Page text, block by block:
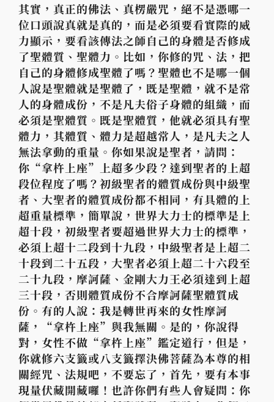
其實，真正的佛法、真楞嚴咒，絕不是憑哪一
位口頭說真就是真的，而是必須要看實際的威
力顯示，要看該傳法之師自己的身體是否修成
了聖體質、聖體力。比如，你修的咒、法，把
自己的身體修成聖體了嗎？聖體也不是哪一個
人說是聖體就是聖體了，既是聖體，就不是常
人的身體成份，不是凡夫俗子身體的組織，而
必須是聖體質。既是聖體質，他就必須具有聖
體力，其體質、體力是超越常人，是凡夫之人
無法拿動的重量。你如果說是聖者，請問：
你“拿杵上座”上超多少段？達到聖者的上超
段位程度了嗎？初級聖者的體質成份與中級聖
者、大聖者的體質成份都不相同，有具體的上
超重量標準，簡單說，世界大力士的標準是上
超十段，初級聖者要超過世界大力士的標準，
必須上超十二段到十九段，中級聖者是上超二
十段到二十五段，大聖者必須上超二十六段至
二十九段，摩訶薩、金剛大力王必須達到上超
三十段，否則體質成份不合摩訶薩聖體質成
份。有的人說：我是轉世再來的女性摩訶
薩，“拿杵上座”與我無關。是的，你說得
對，女性不做“拿杵上座”鑑定道行，但是，
你就修六支籤或八支籤擇決佛菩薩為本尊的相
關經咒、法規吧，不要忘了，首先，要有本事
現量伏藏開藏囉！也許你們有些人會疑問：你